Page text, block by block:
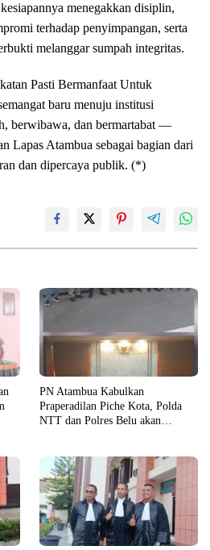
menegakkan disiplin,
terhadap penyimpangan, serta
melanggar sumpah integritas.
Pasti Bermanfaat Untuk
baru menuju institusi
berwibawa, dan bermartabat —
Lapas Atambua sebagai bagian dari
dan dipercaya publik. (*)
PN Atambua Kabulkan
Praperadilan Piche Kota, Polda
NTT dan Polres Belu akan